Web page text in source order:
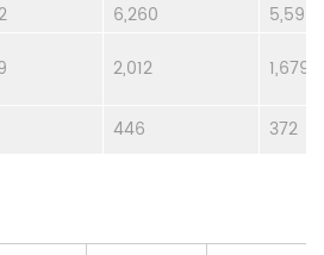
6,260
5,596
2,012 1,679
446 372